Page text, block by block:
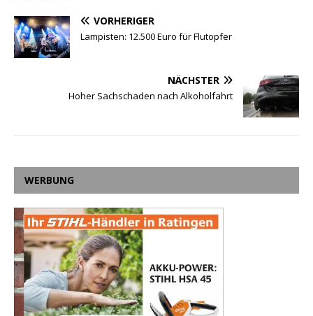
VORHERIGER
Lampisten: 12.500 Euro für Flutopfer
NÄCHSTER
Hoher Sachschaden nach Alkoholfahrt
WERBUNG